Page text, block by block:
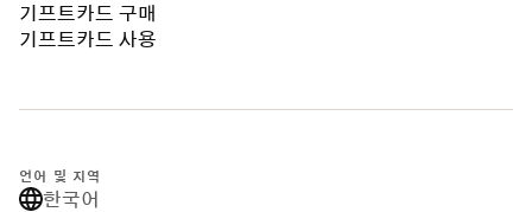
기프트카드 구매
기프트카드 사용
언어 및 지역
한국어